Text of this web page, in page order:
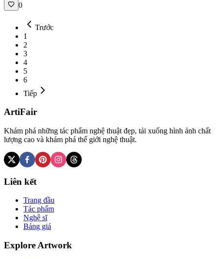
0
Trước
1
2
3
4
5
6
Tiếp
ArtiFair
Khám phá những tác phẩm nghệ thuật đẹp, tải xuống hình ảnh chất
lượng cao và khám phá thế giới nghệ thuật.
Liên kết
Trang đầu
Tác phẩm
Nghệ sĩ
Bảng giá
Explore Artwork